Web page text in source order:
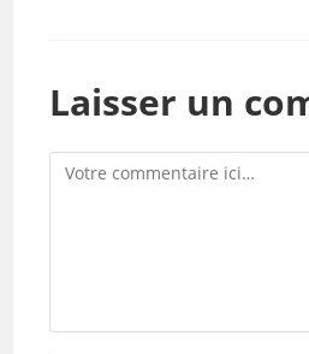
Laisser un